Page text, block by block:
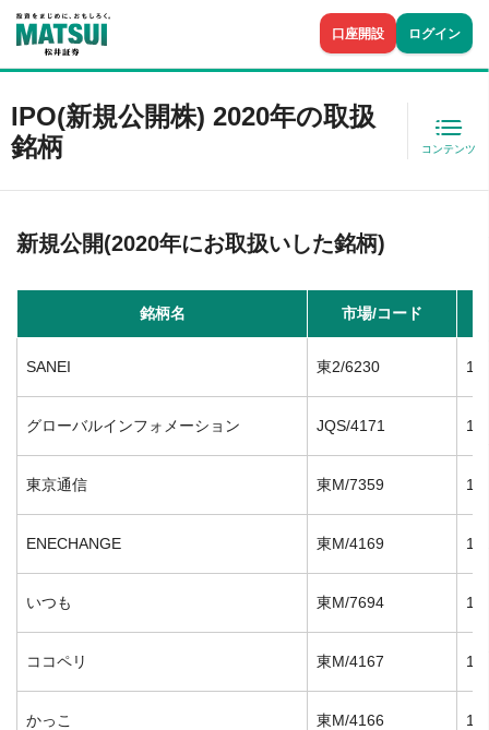
口座開設 ログイン
IPO(新規公開株) 2020年の取扱
銘柄
コンテンツ
新規公開(2020年にお取扱いした銘柄)
銘柄名 市場/コード
SANEI 東2/6230
グローバルインフォメーション JQS/4171
東京通信 東M/7359
ENECHANGE 東M/4169
いつも 東M/7694
ココペリ 東M/4167
かっこ 東M/4166